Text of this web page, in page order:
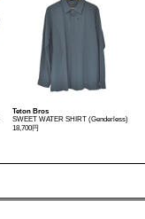
Teton Bros
SWEET WATER SHIRT (Genderless)
18,700円